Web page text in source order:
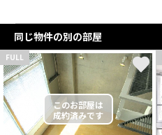
同じ物件の別の部屋
FULL